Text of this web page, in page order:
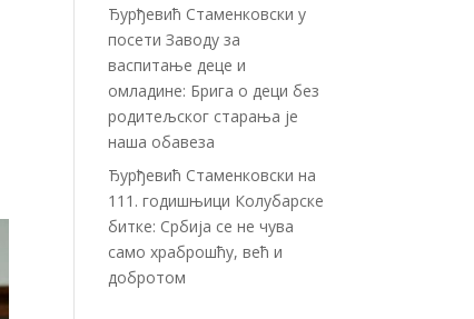
Ђурђевић Стаменковски у
посети Заводу за
васпитање деце и
омладине: Брига о деци без
родитељског старања је
наша обавеза
Ђурђевић Стаменковски на
111. годишњици Колубарске
битке: Србија се не чува
само храброшћу, већ и
добротом